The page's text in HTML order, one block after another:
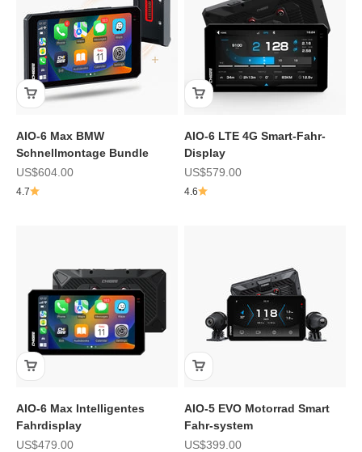
AIO-6 Max BMW
Schnellmontage Bundle
Angebot
US$604.00
4.7
AIO-6 LTE 4G Smart-Fahr-
Display
Angebot
US$579.00
4.6
AIO-6 Max Intelligentes
Fahrdisplay
Angebot
US$479.00
AIO-5 EVO Motorrad Smart
Fahr-system
Angebot
US$399.00